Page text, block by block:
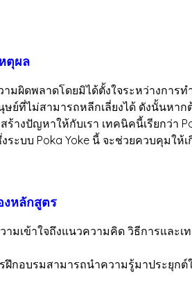
ตุผล
พลาดโดยมิได้ตั้งใจระหว่างการทำ
ย์ที่ไม่สามารถหลีกเลี่ยงได้ ดังนั้นหา
ร้างปัญหาให้กับเรา เทคนิคนี้เรียกว่า
ระบบ Poka Yoke นี้ จะช่วยควบคุมใ
งหลักสูตร
ามเข้าใจถึงแนวความคิด วิธีการและเ
ฝึกอบรมสามารถนำความรู้มาประยุก